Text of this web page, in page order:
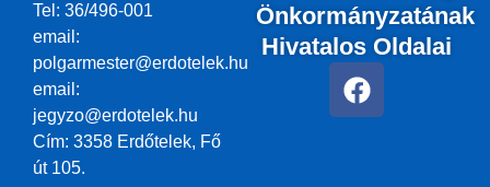
Tel: 36/496-001
email:
polgarmester@erdotelek.hu
email:
jegyzo@erdotelek.hu
Cím: 3358 Erdőtelek, Fő
út 105.
Önkormányzatának
Hivatalos Oldalai
F
a